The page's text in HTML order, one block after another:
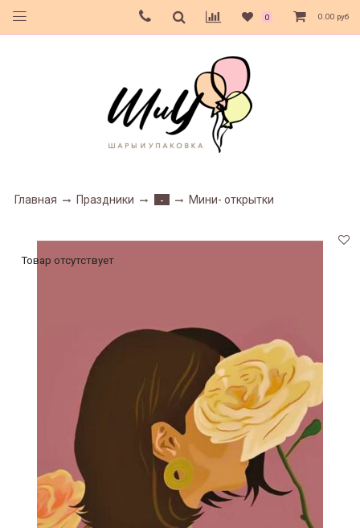
0 0.00 руб
Главная Праздники - Мини- открытки
Товар отсутствует